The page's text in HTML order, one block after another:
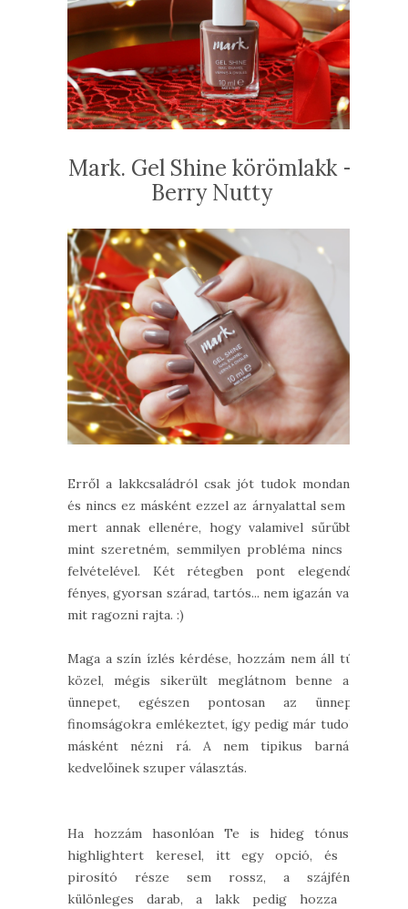
Mark. Gel Shine körömlakk -
Berry Nutty
Erről a lakkcsaládról csak jót tudok mondani,
és nincs ez másként ezzel az árnyalattal sem -
mert annak ellenére, hogy valamivel sűrűbb,
mint szeretném, semmilyen probléma nincs a
felvételével. Két rétegben pont elegendő,
fényes, gyorsan szárad, tartós... nem igazán van
mit ragozni rajta. :)
Maga a szín ízlés kérdése, hozzám nem áll túl
közel, mégis sikerült meglátnom benne az
ünnepet, egészen pontosan az ünnepi
finomságokra emlékeztet, így pedig már tudok
másként nézni rá. A nem tipikus barnák
kedvelőinek szuper választás.
Ha hozzám hasonlóan Te is hideg tónusú
highlightert keresel, itt egy opció, és a
pirosító része sem rossz, a szájfény
különleges darab, a lakk pedig hozza a